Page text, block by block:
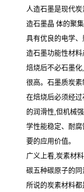
人造石墨是现代
造石墨晶 体的聚
具有优良的电学
造石墨功能性材
焙烧后不必石墨
很高。石墨质炭
在焙烧后必须经
的润滑性,但机械
学性能稳定、耐
要的应用价值。
广义上看,炭素材
碳五种碳原子的
所说的炭素材料